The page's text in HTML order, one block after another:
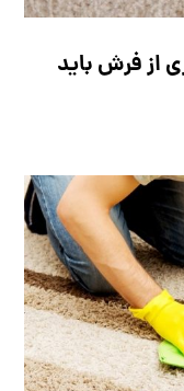
از فرش باید